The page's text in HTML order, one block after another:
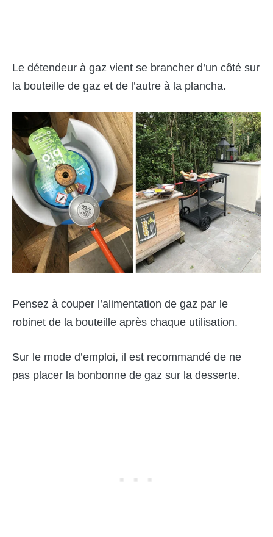
Le détendeur à gaz vient se brancher d’un côté sur
la bouteille de gaz et de l’autre à la plancha.
Pensez à couper l’alimentation de gaz par le
robinet de la bouteille après chaque utilisation.
Sur le mode d’emploi, il est recommandé de ne
pas placer la bonbonne de gaz sur la desserte.